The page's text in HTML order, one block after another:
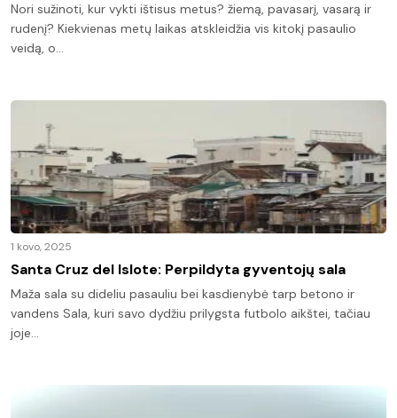
Nori sužinoti, kur vykti ištisus metus? žiemą, pavasarį, vasarą ir
rudenį? Kiekvienas metų laikas atskleidžia vis kitokį pasaulio
veidą, o…
1 kovo, 2025
Santa Cruz del Islote: Perpildyta gyventojų sala
Maža sala su dideliu pasauliu bei kasdienybė tarp betono ir
vandens Sala, kuri savo dydžiu prilygsta futbolo aikštei, tačiau
joje…